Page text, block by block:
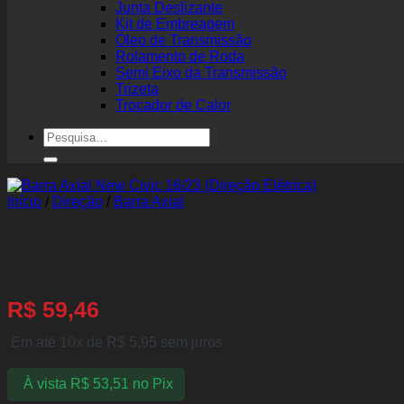
Junta Deslizante
Kit de Embreagem
Óleo de Transmissão
Rolamento de Roda
Semi Eixo da Transmissão
Trizeta
Trocador de Calor
Pesquisar
por:
Início / Direção / Barra Axial
R$ 59,46
Em até 10x de R$ 5,95 sem juros
À vista R$53,51 no Pix